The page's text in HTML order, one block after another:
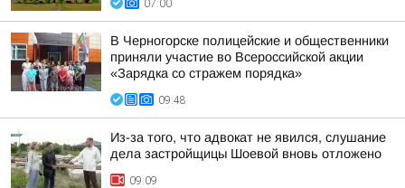
07:00
В Черногорске полицейские и общественники
приняли участие во Всероссийской акции
«Зарядка со стражем порядка»
09:48
Из-за того, что адвокат не явился, слушание
дела застройщицы Шоевой вновь отложено
09:09